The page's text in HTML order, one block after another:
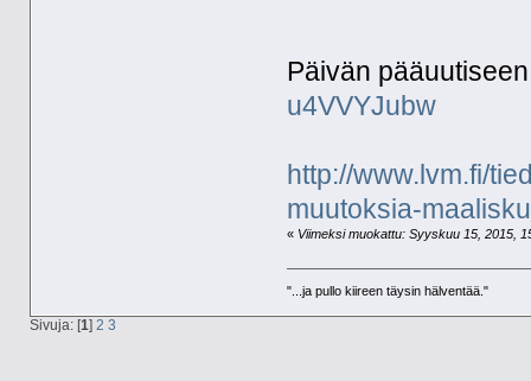
Päivän
u4VVYJubw
http://www.lvm.fi/
muutoksia-
« Viimeksi muokattu: Syyskuu 15, 2015,
"...ja pullo kiireen täysin hälventää."
Sivuja: [1] 2 3